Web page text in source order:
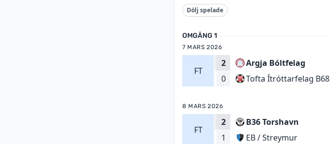
Dölj spelade
OMGÅNG 1
7 MARS 2026
FT
2
0
Argja Bóltfelag
Tofta Ítróttarfelag B68
8 MARS 2026
FT
2
1
B36 Torshavn
EB / Streymur